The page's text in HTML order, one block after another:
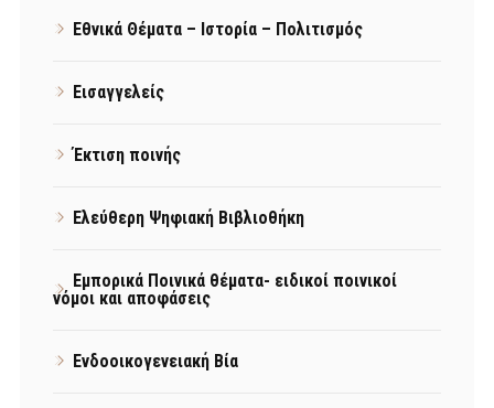
Εθνικά Θέματα – Ιστορία – Πολιτισμός
Εισαγγελείς
Έκτιση ποινής
Ελεύθερη Ψηφιακή Βιβλιοθήκη
Εμπορικά Ποινικά θέματα- ειδικοί ποινικοί
νόμοι και αποφάσεις
Ενδοοικογενειακή Βία